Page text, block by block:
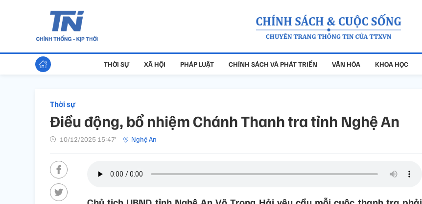
THỜI SỰ XÃ HỘI PHÁP LUẬT CHÍNH SÁCH VÀ PHÁT TRIỂN VĂN HÓA KHOA HỌC
Thời sự
Điều động, bổ nhiệm Chánh Thanh tra tỉnh Nghệ An
10/12/2025 15:47’ Nghệ An